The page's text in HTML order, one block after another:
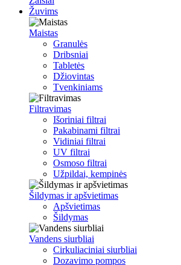
Žuvims
Maistas
Granulės
Dribsniai
Tabletės
Džiovintas
Tvenkiniams
Filtravimas
Išoriniai filtrai
Pakabinami filtrai
Vidiniai filtrai
UV filtrai
Osmoso filtrai
Užpildai, kempinės
Šildymas ir apšvietimas
Apšvietimas
Šildymas
Vandens siurbliai
Cirkuliaciniai siurbliai
Dozavimo pompos